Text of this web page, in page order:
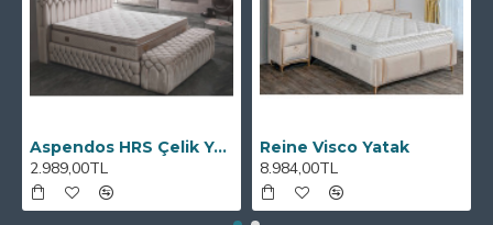
Aspendos HRS Çelik Yaylı Yatak
2.989,00TL
Reine Visco Yatak
8.984,00TL